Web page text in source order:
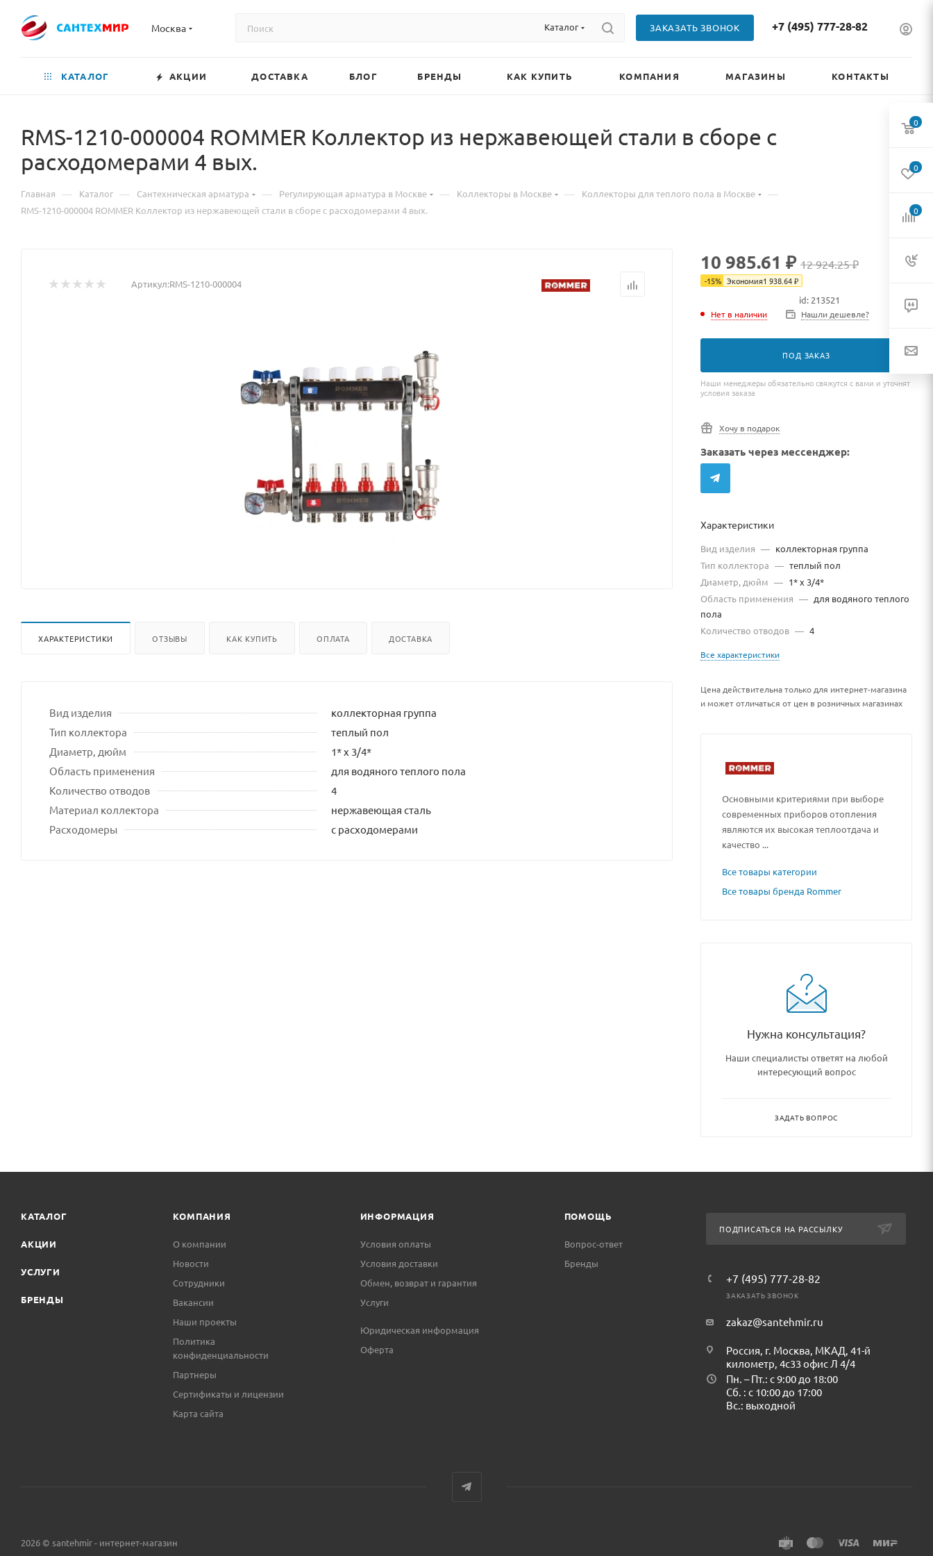
Москва Каталог ЗАКАЗАТЬ ЗВОНОК +7 (495) 777-28-82
КАТАЛОГ АКЦИИ ДОСТАВКА БЛОГ БРЕНДЫ КАК КУПИТЬ КОМПАНИЯ МАГАЗИНЫ КОНТАКТЫ
RMS-1210-000004 ROMMER Коллектор из нержавеющей стали в сборе с
расходомерами 4 вых.
Главная — Каталог — Сантехническая арматура — Регулирующая арматура в Москве — Коллекторы в Москве — Коллекторы для теплого пола в Москве —
RMS-1210-000004 ROMMER Коллектор из нержавеющей стали в сборе с расходомерами 4 вых.
Артикул:RMS-1210-000004
ХАРАКТЕРИСТИКИ ОТЗЫВЫ КАК КУПИТЬ ОПЛАТА ДОСТАВКА
Вид изделия
коллекторная группа
Тип коллектора
теплый пол
Диаметр, дюйм
1* х 3/4*
Область применения
для водяного теплого пола
Количество отводов
4
Материал коллектора
нержавеющая сталь
Расходомеры
с расходомерами
10 985.61 ₽ 12 924.25 ₽
-15% Экономия1 938.64₽
id: 213521
Нет в наличии Нашли дешевле?
ПОД ЗАКАЗ
Наши менеджеры обязательно свяжутся с вами и уточнят
условия заказа
Хочу в подарок
Заказать через мессенджер:
Характеристики
Вид изделия — коллекторная группа
Тип коллектора — теплый пол
Диаметр, дюйм — 1* х 3/4*
Область применения — для водяного теплого
пола
Количество отводов — 4
Все характеристики
Цена действительна только для интернет-магазина
и может отличаться от цен в розничных магазинах
Основными критериями при выборе
современных приборов отопления
являются их высокая теплоотдача и
качество ...
Все товары категории
Все товары бренда Rommer
Нужна консультация?
Наши специалисты ответят на любой
интересующий вопрос
ЗАДАТЬ ВОПРОС
КАТАЛОГ
АКЦИИ
УСЛУГИ
БРЕНДЫ
КОМПАНИЯ
О компании
Новости
Сотрудники
Вакансии
Наши проекты
Политика
конфиденциальности
Партнеры
Сертификаты и лицензии
Карта сайта
ИНФОРМАЦИЯ
Условия оплаты
Условия доставки
Обмен, возврат и гарантия
Услуги
Юридическая информация
Оферта
ПОМОЩЬ
Вопрос-ответ
Бренды
ПОДПИСАТЬСЯ НА РАССЫЛКУ
+7 (495) 777-28-82
ЗАКАЗАТЬ ЗВОНОК
zakaz@santehmir.ru
Россия, г. Москва, МКАД, 41-й
километр, 4с33 офис Л 4/4
Пн. – Пт.: с 9:00 до 18:00
Сб. : с 10:00 до 17:00
Вс.: выходной
2026 © santehmir - интернет-магазин
0
0
0